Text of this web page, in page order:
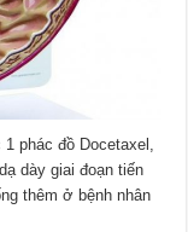
phác đồ Docetaxel,
dày giai đoạn tiến
thêm ở bệnh nhân